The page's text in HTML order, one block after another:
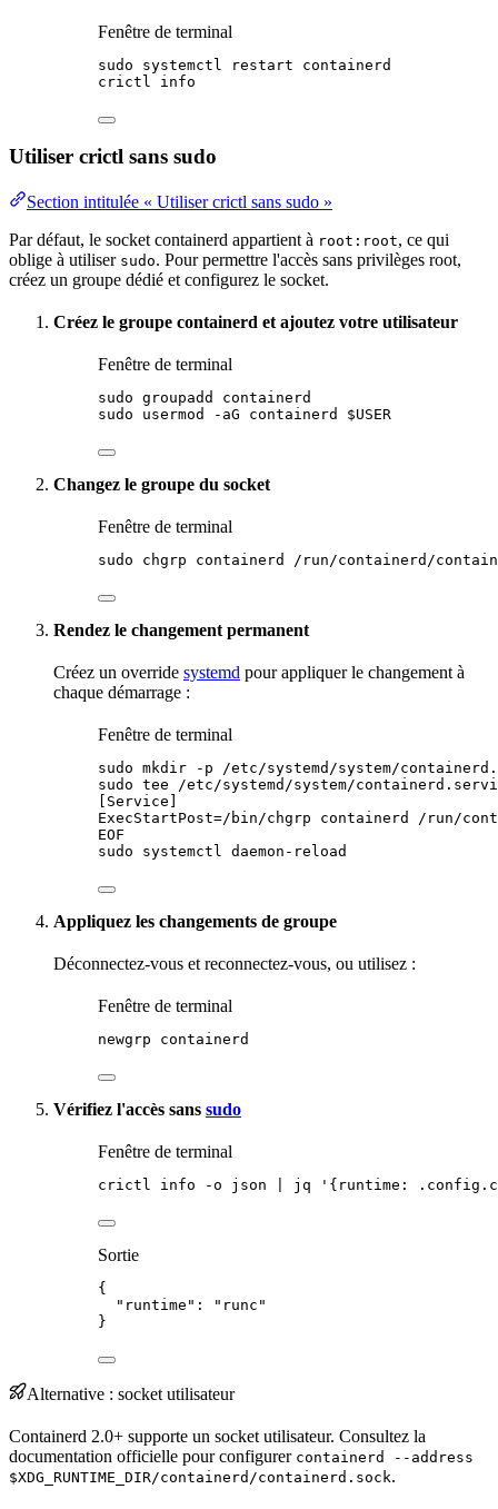
Fenêtre de terminal
sudo systemctl restart
containerd
crictl
info
Utiliser crictl sans sudo
Section intitulée « Utiliser crictl sans sudo »
Par défaut, le socket containerd appartient à root:root, ce qui
oblige à utiliser sudo. Pour permettre l'accès sans privilèges root,
créez un groupe dédié et configurez le socket.
Créez le groupe containerd et ajoutez votre utilisateur
Fenêtre de terminal
sudo groupadd
containerd
sudo
usermod -aG containerd $USER
Changez le groupe du socket
Fenêtre de terminal
sudo chgrp containerd /run/containerd/
Rendez le changement permanent
Créez un override systemd pour appliquer le changement à
chaque démarrage :
Fenêtre de terminal
sudo mkdir -p
/etc/systemd/system/
sudo tee
/etc/systemd/system/
[Service]
ExecStartPost=/bin/chgrp containerd /run/
EOF
sudo
systemctl daemon-reload
Appliquez les changements de groupe
Déconnectez-vous et reconnectez-vous, ou utilisez :
Fenêtre de terminal
newgrp containerd
Vérifiez l'accès sans sudo
Fenêtre de terminal
crictl info -o json jq ' {runtime:
Sortie
{
"runtime" : " runc "
}
Alternative : socket utilisateur
Containerd 2.0+ supporte un socket utilisateur. Consultez la
documentation officielle pour configurer containerd --address
$XDG_RUNTIME_DIR/containerd/containerd.sock.